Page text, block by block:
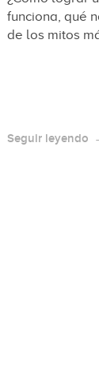
funciona, qué
de los mitos
Seguir leyendo